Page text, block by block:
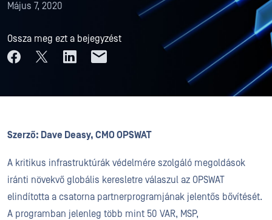
Május 7, 2020
Ossza meg ezt a bejegyzést
Szerző: Dave Deasy, CMO OPSWAT
A kritikus infrastruktúrák védelmére szolgáló megoldások
iránti növekvő globális keresletre válaszul az OPSWAT
elindította a csatorna partnerprogramjának jelentős bővítését.
A programban jelenleg több mint 50 VAR, MSP,